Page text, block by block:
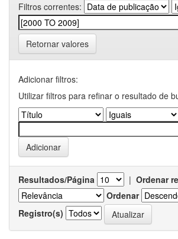
Filtros correntes:
Retornar valores
Adicionar filtros:
Utilizar filtros para refinar o resultado de
Resultados/Página | Ordenar
Ordenar
Registro(s)